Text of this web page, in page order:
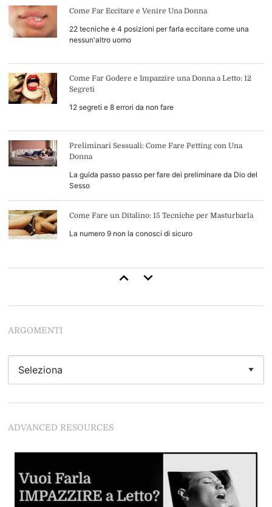
Come Far Eccitare e Venire Una Donna
22 tecniche e 4 posizioni per farla eccitare come una
nessun'altro uomo
Come Far Godere e Impazzire una Donna a Letto: 12
Segreti
12 segreti e 8 errori da non fare
Preliminari Sessuali: Come Fare Petting con Una
Donna
La guida passo passo per fare dei preliminare da Dio del
Sesso
Come Fare un Ditalino: 15 Tecniche per Masturbarla
La numero 9 non la conosci di sicuro
Guida al Cunnilingus
ARGOMENTI
ADVANCED RESOURCES